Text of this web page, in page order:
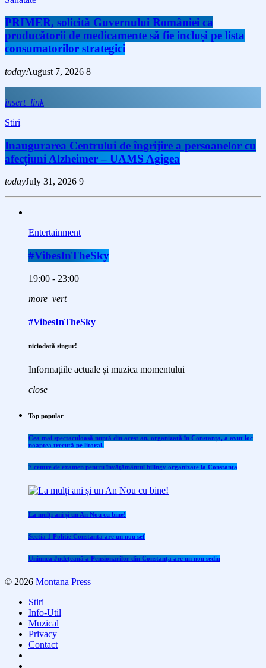
PRIMER, solicită Guvernului României ca
producătorii de medicamente să fie incluși pe lista
consumatorilor strategici
todayAugust 7, 2026 8
insert_link
Stiri
Inaugurarea Centrului de îngrijire a persoanelor cu
afecțiuni Alzheimer – UAMS Agigea
todayJuly 31, 2026 9
Entertainment
#VibesInTheSky
19:00 - 23:00
more_vert
#VibesInTheSky
niciodată singur!
Informațiile actuale și muzica momentului
close
Top popular
Cea mai spectaculoasă nuntă din acest an, organizată în Constanța, a avut loc
noaptea trecută pe litoral.
7 centre de examen pentru învăţământul bilingv organizate la Constanţa
La mulți ani și un An Nou cu bine!
Sectia 1 Politie Constanta are un nou sef
Uniunea Județeană a Pensionarilor din Constanța are un nou sediu
© 2026 Montana Press
Stiri
Info-Util
Muzical
Privacy
Contact